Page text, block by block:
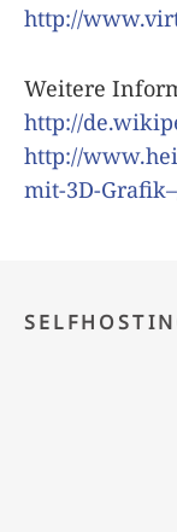
http://
Weitere
http://
http://
mit-3D-